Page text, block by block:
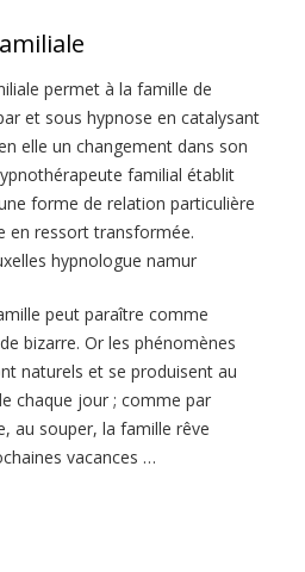
permet à la famille de
et sous hypnose en catalysant
elle un changement dans son
familial établit
forme de relation particulière
en ressort transformée.
hypnologue namur
peut paraître comme
bizarre. Or les phénomènes
naturels et se produisent au
chaque jour ; comme par
au souper, la famille rêve
vacances …